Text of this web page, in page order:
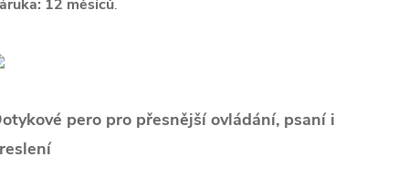
12 měsíců.
pero pro přesnější ovládání, psaní i